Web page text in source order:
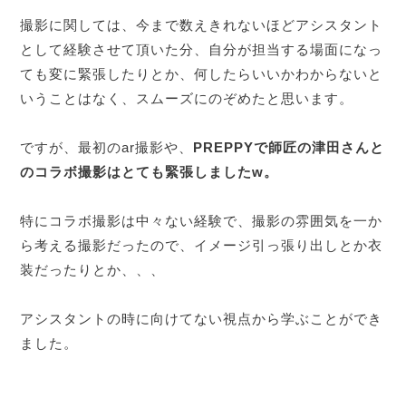
撮影に関しては、今まで数えきれないほどアシスタント
として経験させて頂いた分、自分が担当する場面になっ
ても変に緊張したりとか、何したらいいかわからないと
いうことはなく、スムーズにのぞめたと思います。
ですが、最初のar撮影や、 PREPPYで師匠の津田さんと
のコラボ撮影はとても緊張しましたw。
特にコラボ撮影は中々ない経験で、撮影の雰囲気を一か
ら考える撮影だったので、イメージ引っ張り出しとか衣
装だったりとか、、、
アシスタントの時に向けてない視点から学ぶことができ
ました。